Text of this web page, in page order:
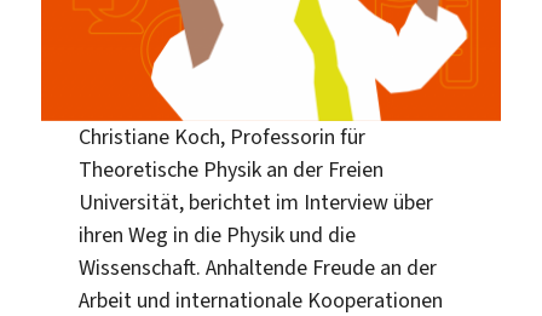
Christiane Koch, Professorin für
Theoretische Physik an der Freien
Universität, berichtet im Interview über
ihren Weg in die Physik und die
Wissenschaft. Anhaltende Freude an der
Arbeit und internationale Kooperationen